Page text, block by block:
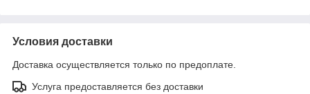
Условия доставки
Доставка осуществляется только по предоплате.
Услуга предоставляется без доставки